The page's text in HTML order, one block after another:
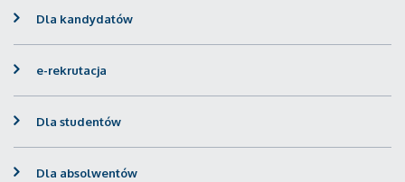
Dla kandydatów
e-rekrutacja
Dla studentów
Dla absolwentów